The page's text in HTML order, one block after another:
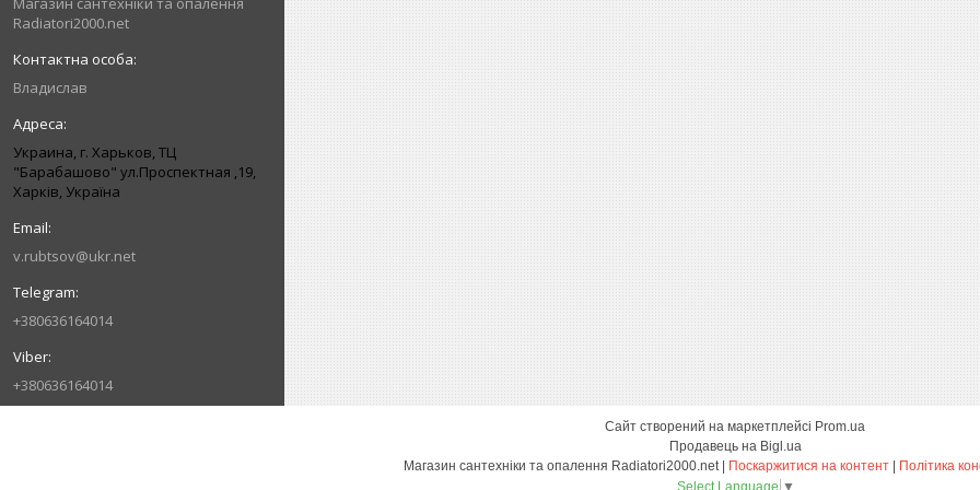
Radiatori2000.net
Владислав
Украина, г. Харьков, ТЦ
"Барабашово" ул.Проспектная ,19,
Харків, Україна
v.rubtsov@ukr.net
+380636164014
+380636164014
Сайт створений на маркетплейсі Prom.ua
Продавець на Bigl.ua
Поскаржитися на контент
Політика
Select Language ▼